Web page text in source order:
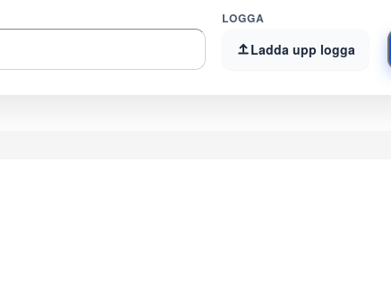
LOGGA
Ladda upp logga